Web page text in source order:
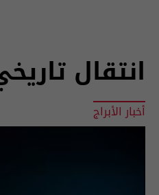
انتقال
أخبار الأبراج